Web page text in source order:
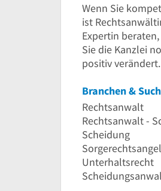
Wenn Sie
ist
Expertin
Sie die Kanzlei
positiv verändert.
Branchen &
Rechtsanwalt
Rechtsanwalt -
Scheidung
Unterhaltsrecht